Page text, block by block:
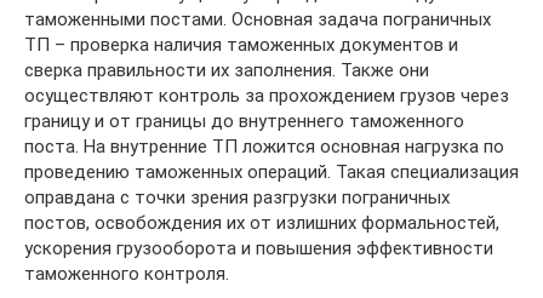
таможенными постами. Основная задача пограничных
ТП – проверка наличия таможенных документов и
сверка правильности их заполнения. Также они
осуществляют контроль за прохождением грузов через
границу и от границы до внутреннего таможенного
поста. На внутренние ТП ложится основная нагрузка по
проведению таможенных операций. Такая специализация
оправдана с точки зрения разгрузки пограничных
постов, освобождения их от излишних формальностей,
ускорения грузооборота и повышения эффективности
таможенного контроля.